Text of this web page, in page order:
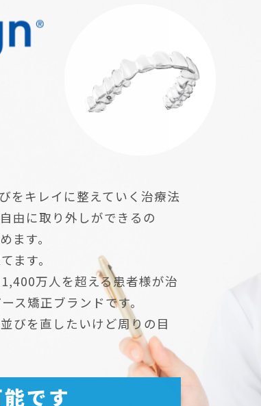
をキレイに整えていく治療法
由に取り外しができるの
ます。
ます。
万人を超える患者様が治
ス矯正ブランドです。
びを直したいけど周りの目
です